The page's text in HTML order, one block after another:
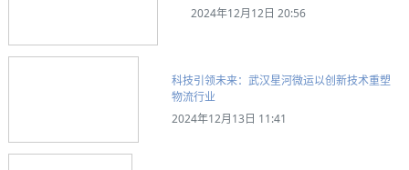
2024年12月12日 20:56
科技引领未来：武汉星河微运以创新技术重塑
物流行业
2024年12月13日 11:41